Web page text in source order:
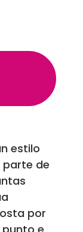
estilo
parte de
por